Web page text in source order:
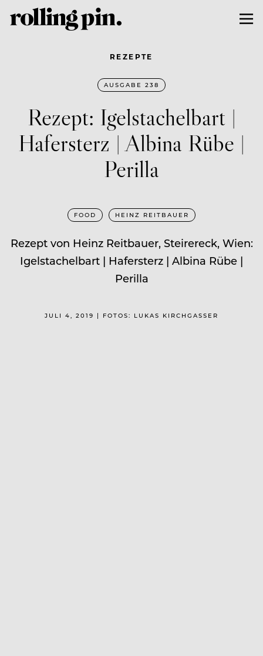
REZEPTE
AUSGABE 238
Rezept: Igelstachelbart |
Hafersterz | Albina Rübe |
Perilla
FOOD HEINZ REITBAUER
Rezept von Heinz Reitbauer, Steirereck, Wien:
Igelstachelbart | Hafersterz | Albina Rübe |
Perilla
JULI 4, 2019 | FOTOS: LUKAS KIRCHGASSER